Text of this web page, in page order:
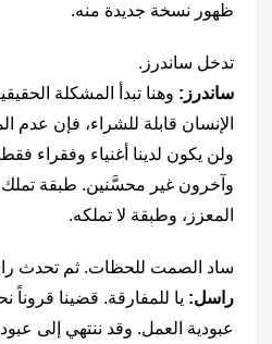
ظهور نسخة جديدة منه.
تدخل ساندرز.
ساندرز: وهنا تبدأ المشكلة
الإنسان قابلة للشراء، فإن عدم
ولن يكون لدينا أغنياء وفقراء
وآخرون غير محسَّنين. طبقة تملك
المعزز، وطبقة لا تملكه.
ساد الصمت للحظات. ثم تحدث
راسل: يا للمفارقة. قضينا قروناً
عبودية العمل. وقد ننتهي إلى